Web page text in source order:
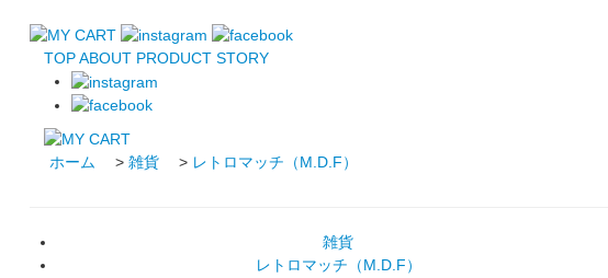
TOPABOUT PRODUCT STORY
ホーム > 雑貨 > レトロマッチ（M.D.F）
雑貨
レトロマッチ（M.D.F）